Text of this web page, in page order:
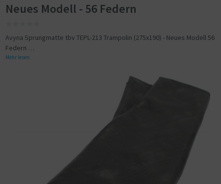
Neues Modell - 56 Federn
Avyna Sprungmatte tbv TEPL-213 Trampolin (275x190) - Neues Modell 56
Federn
Diese Sprungmatte ist geeignet für das Avyna Pro-Line Trampolin 213
mit einer Größe von L 275 x B 190 cm. Das Sprungtuch ist aus
Polypropylen gefertigt und hat 56 Federverbindungen. Außerdem ist
das Sprungtuch so konstruiert, dass die Oberfläche nicht rau, sondern
glatt ist und den Springern keine Schürfwunden und Verbrennungen
Die Federn sind am D-Ring des Sprungtuchs befestigt. Dies ist ein
vollständig geschlossener Kunststoffring mit einer starken Stahlplatte
im Inneren. Dadurch wird nicht nur die Lebensdauer der Haken
Mehr lesen